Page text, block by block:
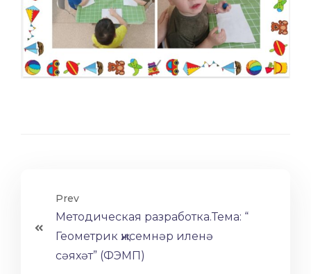
Prev
Методическая разработка.Тема: “
Геометрик җисемнәр иленә
сәяхәт” (ФЭМП)